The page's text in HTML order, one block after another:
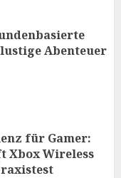
Abenteuer
für Gamer:
Xbox Wireless